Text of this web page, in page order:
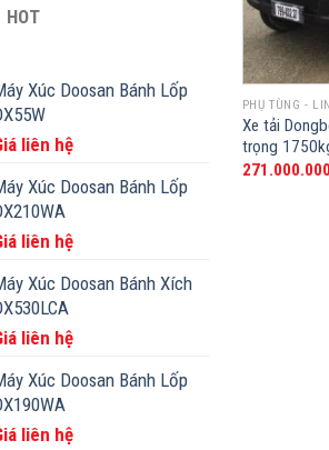
Xúc Doosan Bánh Lốp
liên hệ
Xúc Doosan Bánh Lốp
liên hệ
Xúc Doosan Bánh Xích
liên hệ
Xúc Doosan Bánh Lốp
liên hệ
PHỤ TÙNG -
Xe tải
trọng
271.000.000